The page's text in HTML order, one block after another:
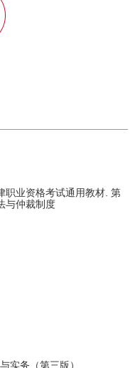
职业资格考试通用教材. 第
与仲裁制度
实务（第三版）